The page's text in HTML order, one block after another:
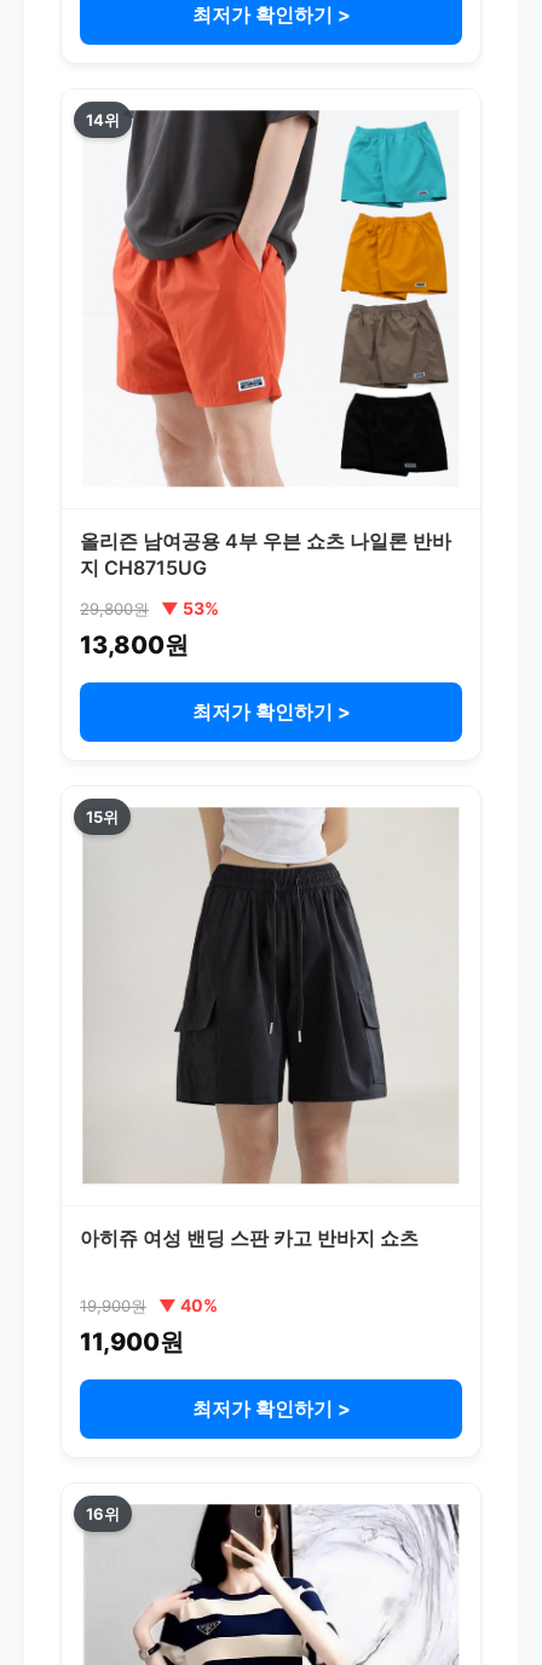
최저가 확인하기 >
14위
올리즌 남여공용 4부 우븐 쇼츠 나일론 반바
지 CH8715UG
29,800원 ▼ 53%
13,800원
최저가 확인하기 >
15위
아히쥬 여성 밴딩 스판 카고 반바지 쇼츠
19,900원 ▼ 40%
11,900원
최저가 확인하기 >
16위